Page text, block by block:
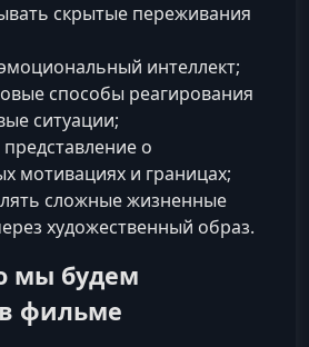
скрытые переживания
интеллект;
способы реагирования
ситуации;
о
мотивациях и границах;
сложные жизненные
художественный образ.
мы будем
фильме